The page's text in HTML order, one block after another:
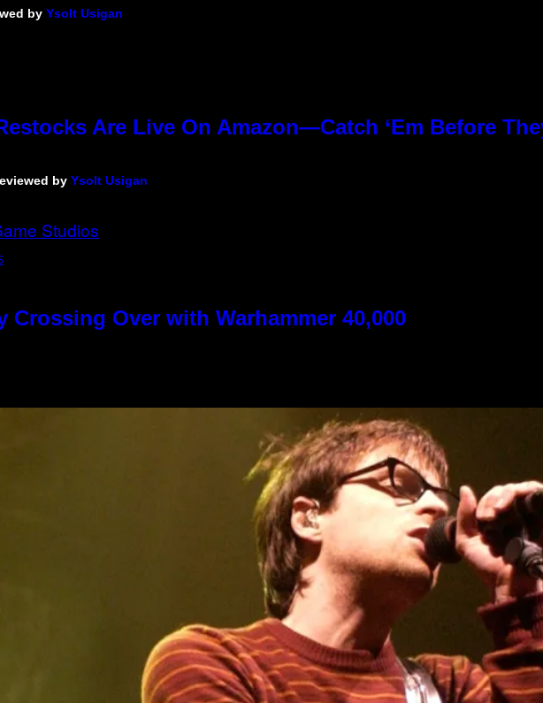
by Ysolt Usigan
Are Live On Amazon—Catch ‘Em Before
by Ysolt Usigan
Crossing Over with Warhammer 40,000